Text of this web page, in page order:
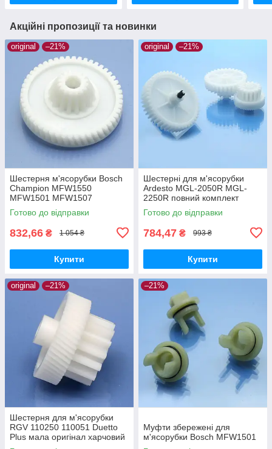
Акційні пропозиції та новинки
original –21%
Шестерня м'ясорубки Bosch
Champion MFW1550
MFW1501 MFW1507
MFW1511 MFW1545 SFW1
CNFW2 оригінал Ø68 h25
Готово до відправки
832,66 ₴ 1 054 ₴
Купити
original –21%
Шестерні для м'ясорубки
Ardesto MGL-2050R MGL-
2250R повний комплект
оригінал харчовий пластик
Готово до відправки
784,47 ₴ 993 ₴
Купити
original –21%
Шестерня для м'ясорубки
RGV 110250 110051 Duetto
Plus мала оригінал харчовий
пластик
–21%
Муфти збережені для
м'ясорубки Bosch MFW1501